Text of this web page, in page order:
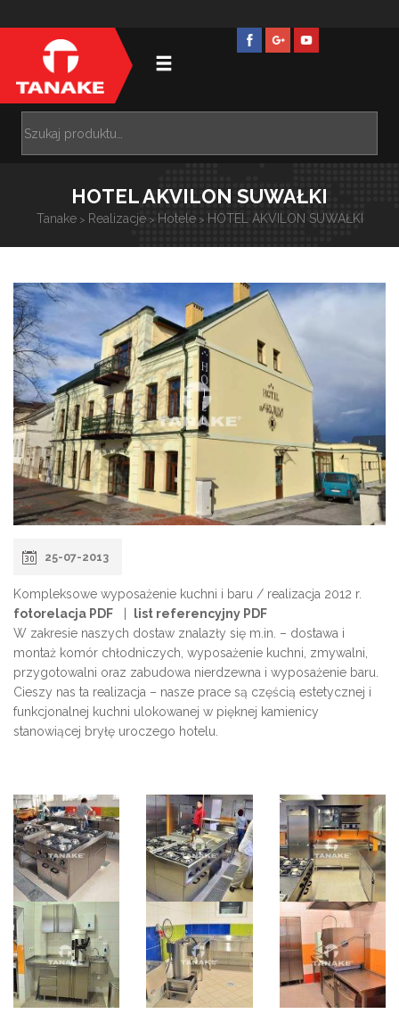
HOTEL AKVILON SUWAŁKI
Tanake> Realizacje> Hotele> HOTEL AKVILON SUWAŁKI
25-07-2013
Kompleksowe wyposażenie kuchni i baru / realizacja 2012 r.
fotorelacja PDF
list referencyjny PDF
W zakresie naszych dostaw znalazły się m.in. – dostawa i
montaż komór chłodniczych, wyposażenie kuchni, zmywalni,
przygotowalni oraz zabudowa nierdzewna i wyposażenie baru.
Cieszy nas ta realizacja – nasze prace są częścią estetycznej i
funkcjonalnej kuchni ulokowanej w pięknej kamienicy
stanowiącej bryłę uroczego hotelu.